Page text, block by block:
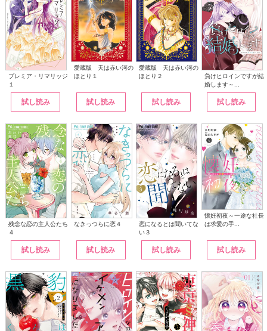
プレミア・リマリッジ
１
試し読み
愛蔵版 天は赤い河の
ほとり１
試し読み
愛蔵版 天は赤い河の
ほとり２
試し読み
負けヒロインですが結
婚します～...
試し読み
残念な恋の主人公たち
４
試し読み
なきっつらに恋４
試し読み
恋になるとは聞いてな
い３
試し読み
懐妊初夜～一途な社長
は求愛の手...
試し読み